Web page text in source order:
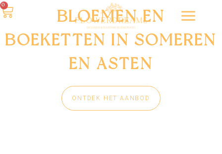
0
BLOEMEN EN
BOEKETTEN IN SOMEREN
EN ASTEN
ONTDEK HET AANBOD